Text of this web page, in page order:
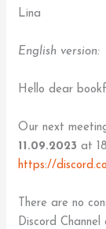
Lina
English version:
Hello dear
Our next
11.09.2023 at
https://
There are no
Discord